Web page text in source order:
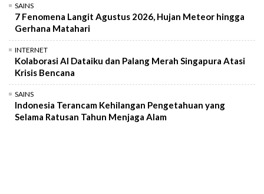
SAINS
7 Fenomena Langit Agustus 2026, Hujan Meteor hingga
Gerhana Matahari
INTERNET
Kolaborasi AI Dataiku dan Palang Merah Singapura Atasi
Krisis Bencana
SAINS
Indonesia Terancam Kehilangan Pengetahuan yang
Selama Ratusan Tahun Menjaga Alam